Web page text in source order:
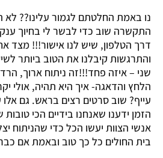
נו באמת החלטתם לגמור עלינו?? לא
התקשרה שוב כדי לבשר לי בחיוך
דרך הטלפון, שיש לנו אישור!!! מצד
והתרגשות קיבלנו את הטוב ביותר
שני – איזה פחד!!!זה ניתוח ארוך,
הלחץ והדאגה- איך היא תהיה, אולי
עייף? שוב סרטים רצים בראש. גם אלו
הזמן ידענו שאנחנו בידיים הכי
אנשי הצוות יעשו הכל כדי שהניתוח
בית החולים כל כך טוב ובאמת אם